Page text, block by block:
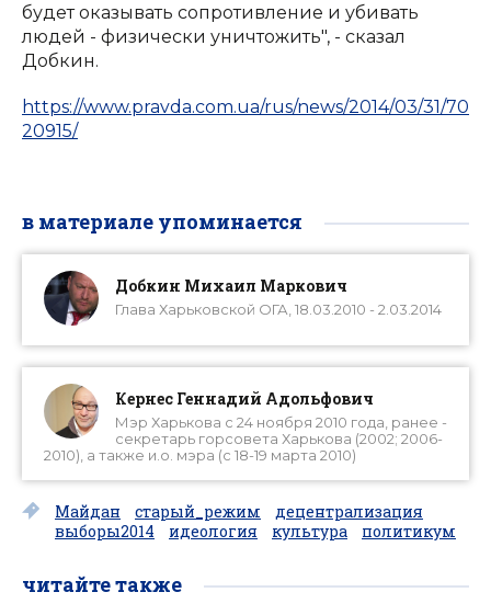
будет оказывать сопротивление и убивать
людей - физически уничтожить", - сказал
Добкин.
https://www.pravda.com.ua/rus/news/2014/03/31/70
20915/
в материале упоминается
Добкин Михаил Маркович
Глава Харьковской ОГА, 18.03.2010 - 2.03.2014
Кернес Геннадий Адольфович
Мэр Харькова с 24 ноября 2010 года, ранее -
секретарь горсовета Харькова (2002; 2006-
2010), а также и.о. мэра (с 18-19 марта 2010)
Майдан старый_режим
децентрализация
выборы2014
идеология культура политикум
читайте также